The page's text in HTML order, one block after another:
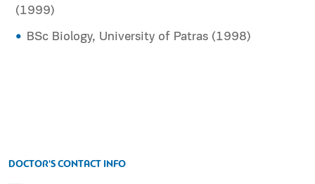
(1999)
BSc Biology, University of Patras (1998)
DOCTOR'S CONTACT INFO